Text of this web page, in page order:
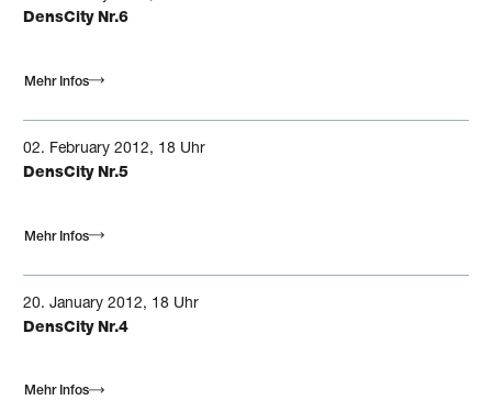
DensCity Nr.6
Mehr Infos
02. February2012, 18 Uhr
DensCity Nr.5
Mehr Infos
20. January2012, 18 Uhr
DensCity Nr.4
Mehr Infos